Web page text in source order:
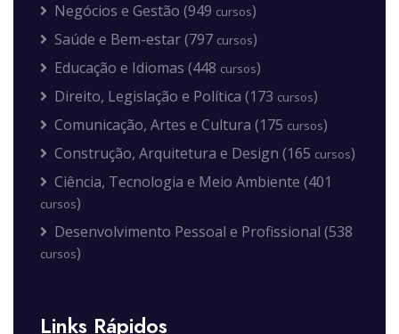
Negócios e Gestão (949 cursos)
Saúde e Bem-estar (797 cursos)
Educação e Idiomas (448 cursos)
Direito, Legislação e Política (173 cursos)
Comunicação, Artes e Cultura (175 cursos)
Construção, Arquitetura e Design (165 cursos)
Ciência, Tecnologia e Meio Ambiente (401
cursos)
Desenvolvimento Pessoal e Profissional (538
cursos)
Links Rápidos